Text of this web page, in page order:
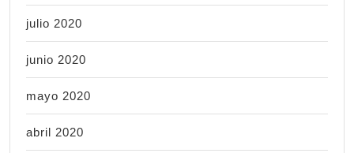
julio 2020
junio 2020
mayo 2020
abril 2020